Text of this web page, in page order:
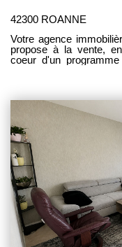
42300 ROANNE
Votre agence
propose à la vente, en
coeur d'un